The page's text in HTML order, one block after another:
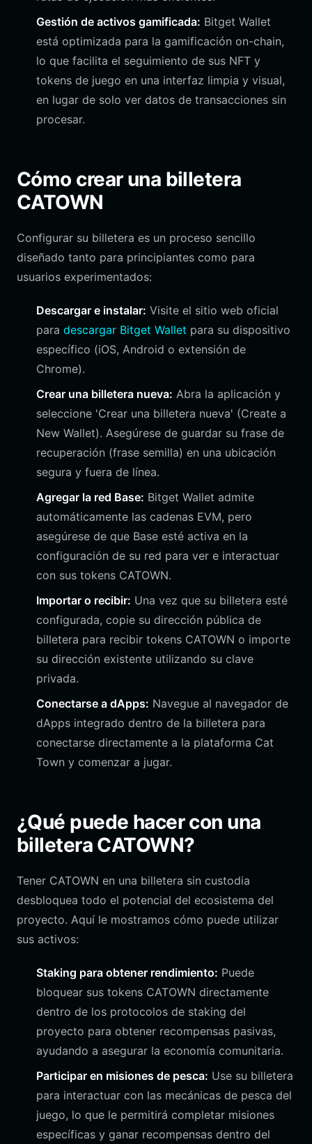
Gestión de activos gamificada: Bitget Wallet
está optimizada para la gamificación on-chain,
lo que facilita el seguimiento de sus NFT y
tokens de juego en una interfaz limpia y visual,
en lugar de solo ver datos de transacciones sin
procesar.
Cómo crear una billetera
CATOWN
Configurar su billetera es un proceso sencillo
diseñado tanto para principiantes como para
usuarios experimentados:
Descargar e instalar: Visite el sitio web oficial
para descargar Bitget Wallet para su dispositivo
específico (iOS, Android o extensión de
Chrome).
Crear una billetera nueva: Abra la aplicación y
seleccione 'Crear una billetera nueva' (Create a
New Wallet). Asegúrese de guardar su frase de
recuperación (frase semilla) en una ubicación
segura y fuera de línea.
Agregar la red Base: Bitget Wallet admite
automáticamente las cadenas EVM, pero
asegúrese de que Base esté activa en la
configuración de su red para ver e interactuar
con sus tokens CATOWN.
Importar o recibir: Una vez que su billetera esté
configurada, copie su dirección pública de
billetera para recibir tokens CATOWN o importe
su dirección existente utilizando su clave
privada.
Conectarse a dApps: Navegue al navegador de
dApps integrado dentro de la billetera para
conectarse directamente a la plataforma Cat
Town y comenzar a jugar.
¿Qué puede hacer con una
billetera CATOWN?
Tener CATOWN en una billetera sin custodia
desbloquea todo el potencial del ecosistema del
proyecto. Aquí le mostramos cómo puede utilizar
sus activos:
Staking para obtener rendimiento: Puede
bloquear sus tokens CATOWN directamente
dentro de los protocolos de staking del
proyecto para obtener recompensas pasivas,
ayudando a asegurar la economía comunitaria.
Participar en misiones de pesca: Use su billetera
para interactuar con las mecánicas de pesca del
juego, lo que le permitirá completar misiones
específicas y ganar recompensas dentro del